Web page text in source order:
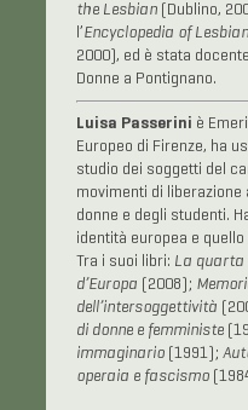
the Lesbian(Dublino,
l’Encyclopedia of
2000), ed è stata
Donne a Pontignano.
Luisa Passerini è
Europeo di Firenze, ha
studio dei soggetti del
movimenti di
donne e degli studenti.
identità europea e
Tra i suoi libri: La quarta
d’Europa (2008);
dell’intersoggettività
di donne e femministe
immaginario(1991);
operaia e fascismo